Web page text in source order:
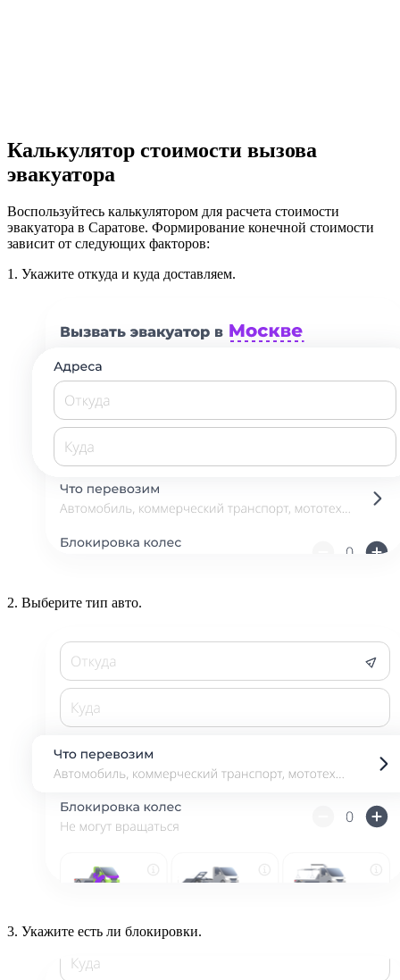
Калькулятор стоимости вызова
эвакуатора
Воспользуйтесь калькулятором для расчета стоимости
эвакуатора в Саратове. Формирование конечной стоимости
зависит от следующих факторов:
1. Укажите откуда и куда доставляем.
2. Выберите тип авто.
3. Укажите есть ли блокировки.